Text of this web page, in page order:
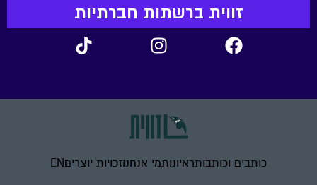
זווית ברשתות חברתיות
כותבים וכותבותראיונותמי אנחנוזכויות יוצריםEN